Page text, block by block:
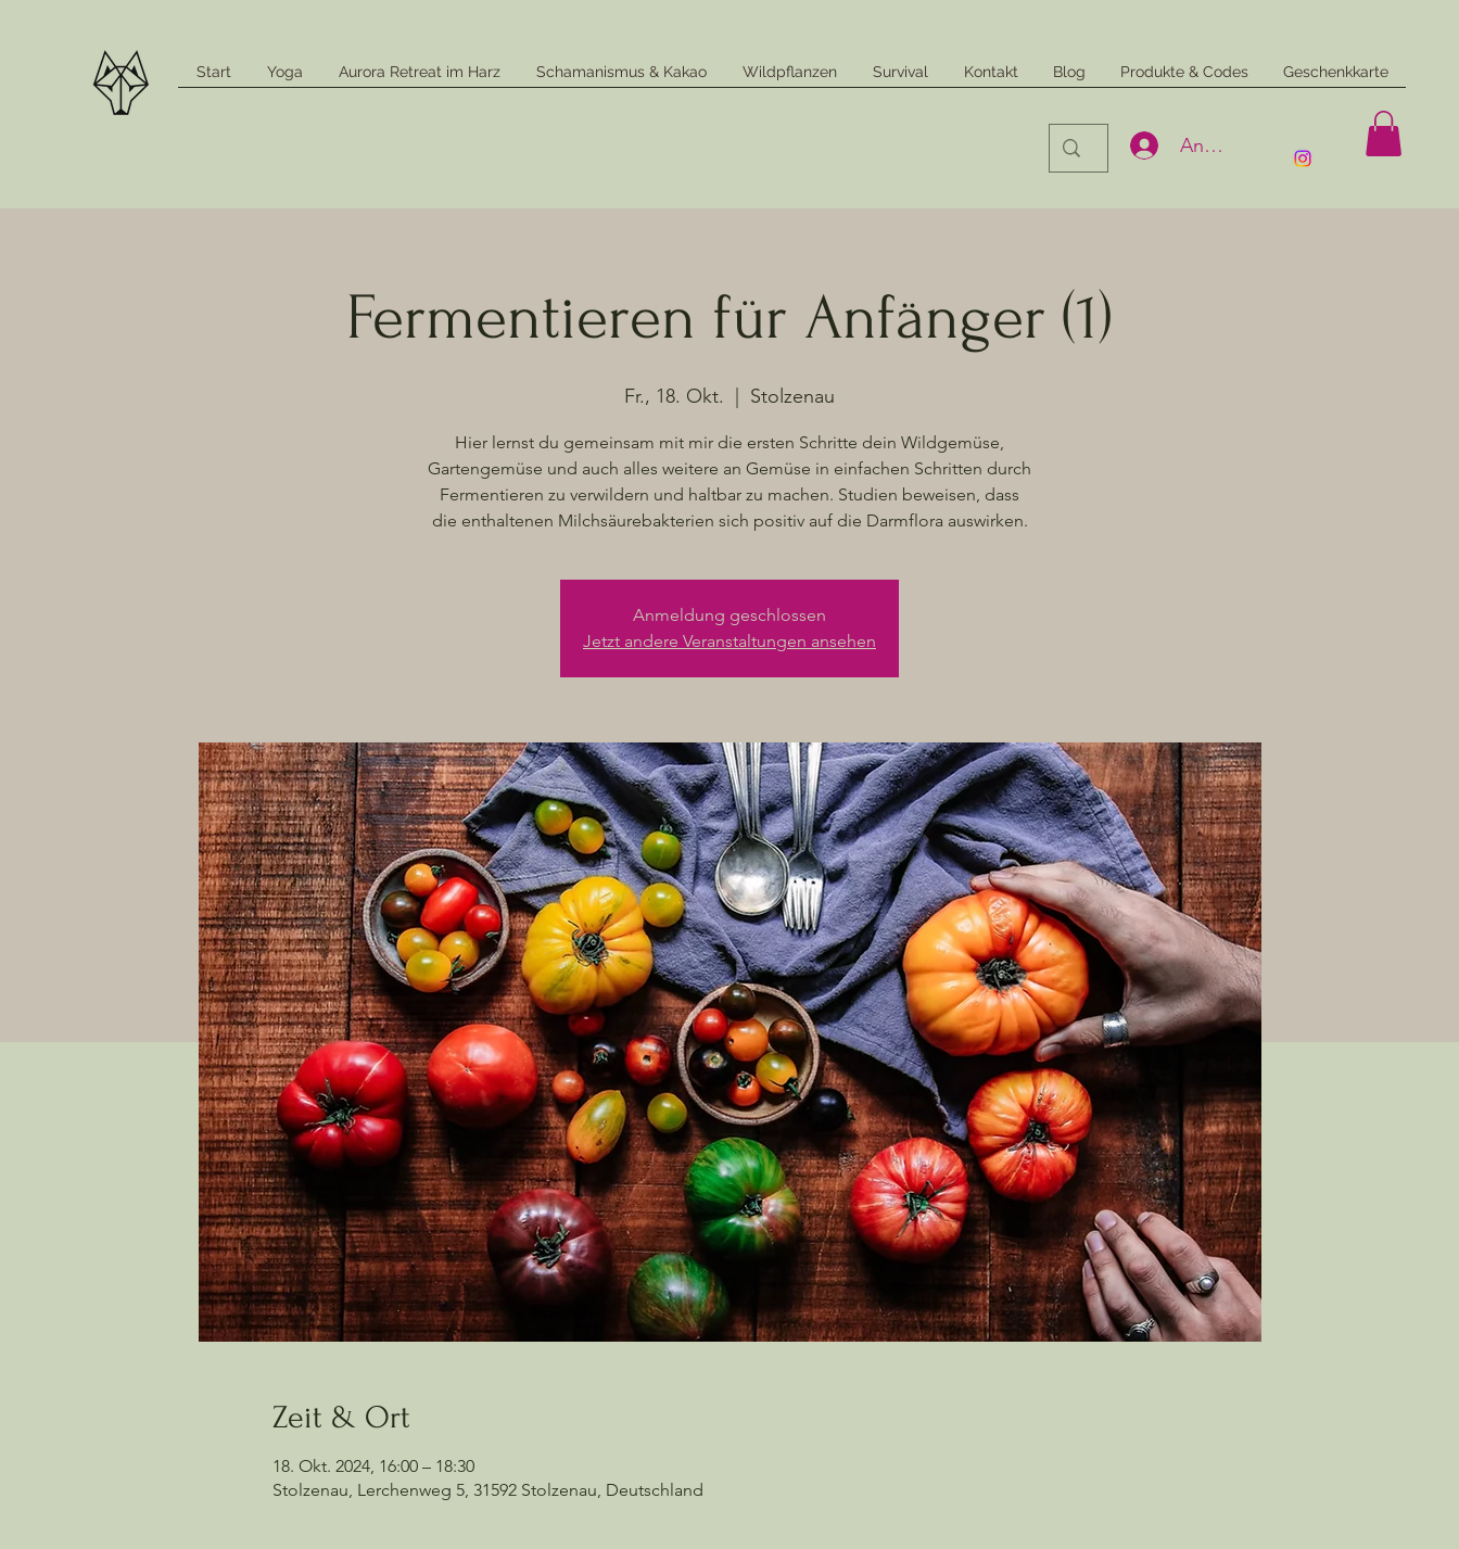
Start Yoga Aurora Retreat im Harz Schamanismus & Kakao Wildpflanzen Survival Kontakt Blog Produkte & Codes Geschenkkarte
Anmelden
Fermentieren für Anfänger (1)
Fr., 18. Okt. Stolzenau
Hier lernst du gemeinsam mit mir die ersten Schritte dein Wildgemüse,
Gartengemüse und auch alles weitere an Gemüse in einfachen Schritten durch
Fermentieren zu verwildern und haltbar zu machen. Studien beweisen, dass
die enthaltenen Milchsäurebakterien sich positiv auf die Darmflora auswirken.
Anmeldung geschlossen
Jetzt andere Veranstaltungen ansehen
Zeit & Ort
18. Okt. 2024, 16:00 – 18:30
Stolzenau, Lerchenweg 5, 31592 Stolzenau, Deutschland